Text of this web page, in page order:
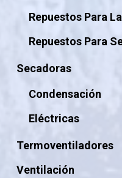
Repuestos Para
Repuestos Para
Secadoras
Condensación
Eléctricas
Termoventiladores
Ventilación